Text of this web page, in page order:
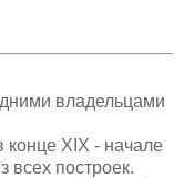
владельцами
конце XIX - начале
всех построек.